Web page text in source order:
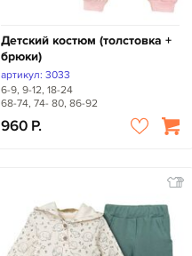
Детский костюм (толстовка +
брюки)
артикул: 3033
6-9, 9-12, 18-24
68-74, 74- 80, 86-92
960